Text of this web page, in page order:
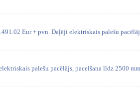
Eur + pvn. Daļēji elektriskais palešu
palešu pacēlājs, pacelšana līdz 2500